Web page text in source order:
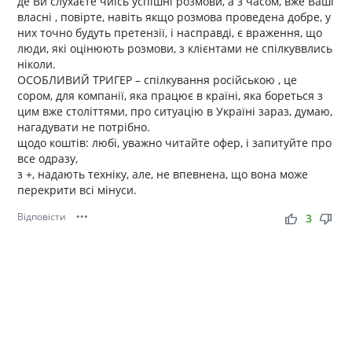
власні , повірте, навіть якщо розмова проведена добре, у
них точно будуть претензії, і насправді, є враження, що
люди, які оцінюють розмови, з клієнтами не спілкуввлись
ніколи.
ОСОБЛИВИЙ ТРИГЕР – спілкування російською , це
сором, для компанії, яка працює в країні, яка бореться з
цим вже століттями, про ситуацію в Україні зараз, думаю,
нагадувати не потрібно.
щодо коштів: любі, уважно читайте офер, і запитуйте про
все одразу,
з +, надають техніку, але, не впевнена, що вона може
перекрити всі мінуси.
Відповісти ••• thumb_up thumb_down
3